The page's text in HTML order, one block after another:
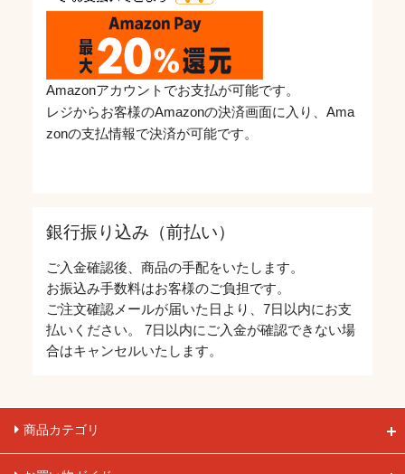
Amazonアカウントでお支払が可能です。
レジからお客様のAmazonの決済画面に入り、Ama
zonの支払情報で決済が可能です。
銀行振り込み（前払い）
ご入金確認後、商品の手配をいたします。
お振込み手数料はお客様のご負担です。
ご注文確認メールが届いた日より、7日以内にお支
払いください。 7日以内にご入金が確認できない場
合はキャンセルいたします。
商品カテゴリ